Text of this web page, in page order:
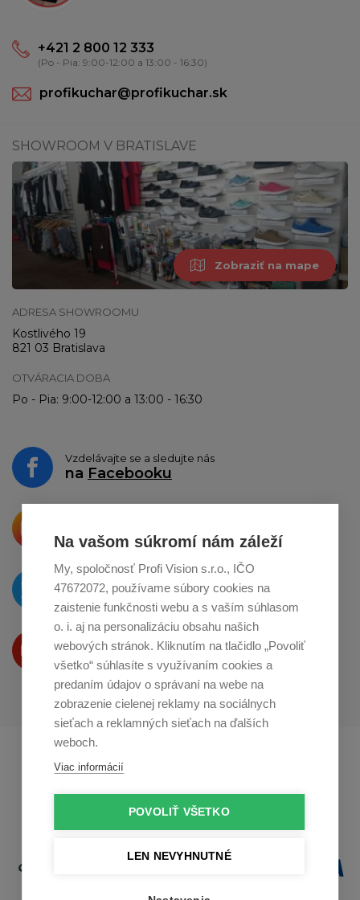
Na vašom súkromí nám záleží
My, spoločnosť Profi Vision s.r.o., IČO
47672072, používame súbory cookies na
zaistenie funkčnosti webu a s vaším súhlasom
o. i. aj na personalizáciu obsahu našich
webových stránok. Kliknutím na tlačidlo „Povoliť
všetko“ súhlasíte s využívaním cookies a
predaním údajov o správaní na webe na
zobrazenie cielenej reklamy na sociálnych
sieťach a reklamných sieťach na ďalších
weboch.
Viac informácií
POVOLIŤ VŠETKO
LEN NEVYHNUTNÉ
+421 2 800 12 333
(Po - Pia: 9:00-12:00 a 13:00 - 16:30)
profikuchar@profikuchar.sk
SHOWROOM V BRATISLAVE
Zobraziť na mape
ADRESA SHOWROOMU
Kostlivého 19
821 03 Bratislava
OTVÁRACIA DOBA
Po - Pia: 9:00-12:00 a 13:00 - 16:30
Vzdelávajte se a sledujte nás
na Facebooku
o zdieľanie naInstagrame
O novinkách píšeme
naTwitteri
Produkty Vám predstavujeme
na Youtube
Profikuchař.cz